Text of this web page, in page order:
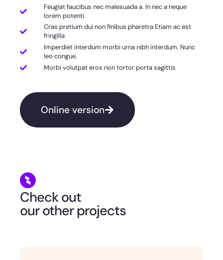
Feugiat faucibus nec malesuada a. In nec a neque
lorem potenti.
Cras pretium dui non finibus pharetra Etiam ac est
fringilla
Imperdiet interdum morbi urna nibh interdum. Nunc
leo congue.
Morbi volutpat eros non tortor porta sagittis
Online version
Check out
our other projects